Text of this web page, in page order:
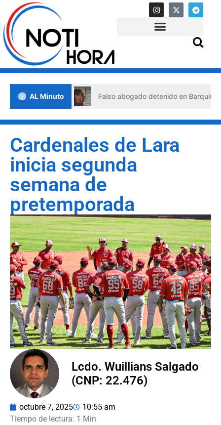
AL Minuto
crisis Falso abogado detenido en Barquisimeto:
Cardenales de Lara
inicia segunda
semana de
pretemporada
Lcdo. Wuillians Salgado
(CNP: 22.476)
octubre 7, 2025 10:55 am